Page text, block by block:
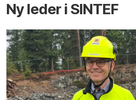
Ny leder i SINTEF